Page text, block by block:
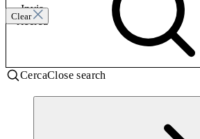
Clear
Invia
ricerca
CercaClose search